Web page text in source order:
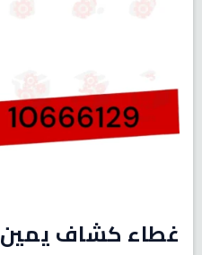
غطاء كشاف يمين MGZS